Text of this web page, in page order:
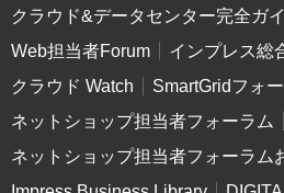
クラウド&データセンター完全ガ
Web担当者Forum
インプレス総
クラウド Watch
SmartGridフォ
ネットショップ担当者フォーラム
ネットショップ担当者フォーラム